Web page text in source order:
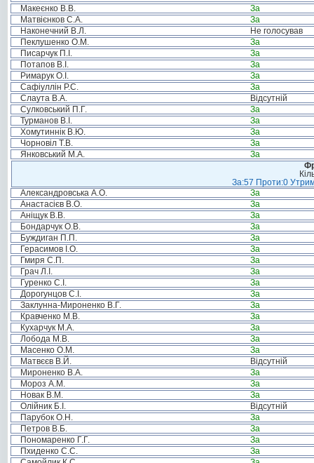
Макеєнко В.В.
За
Матвієнков С.А.
За
Наконечний В.Л.
Не голосував
Пеклушенко О.М.
За
Писарчук П.І.
За
Потапов В.І.
За
Римарук О.І.
За
Сафіуллін Р.С.
За
Слаута В.А.
Відсутній
Сулковський П.Г.
За
Турманов В.І.
За
Хомутиннік В.Ю.
За
Чорновіл Т.В.
За
Янковський М.А.
За
За:57 Проти:0
Александровська А.О.
За
Анастасієв В.О.
За
Аніщук В.В.
За
Бондарчук О.В.
За
Буждиган П.П.
За
Герасимов І.О.
За
Гмиря С.П.
За
Грач Л.І.
За
Гуренко С.І.
За
Дорогунцов С.І.
За
Заклунна-Мироненко В.Г.
За
Кравченко М.В.
За
Кухарчук М.А.
За
Лобода М.В.
За
Масенко О.М.
За
Матвєєв В.Й.
Відсутній
Мироненко В.А.
За
Мороз А.М.
За
Новак В.М.
За
Олійник Б.І.
Відсутній
Парубок О.Н.
За
Петров В.Б.
За
Пономаренко Г.Г.
За
Пхиденко С.С.
За